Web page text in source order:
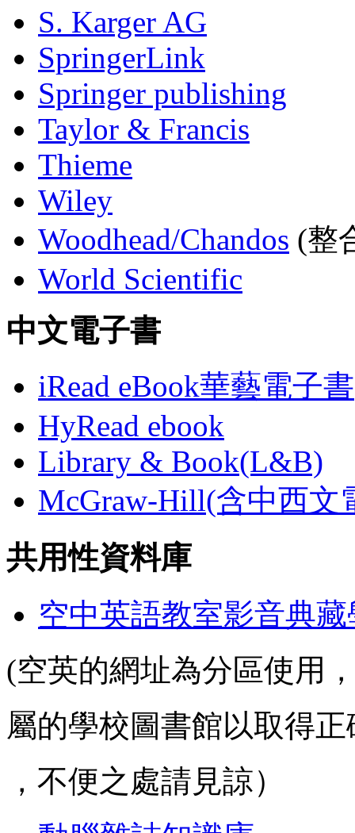
S. Karger AG
SpringerLink
Springer publishing
Taylor & Francis
Thieme
Wiley
Woodhead/Chandos (整
World Scientific
中文電子書
iRead eBook華藝電子書
HyRead ebook
Library & Book(L&B)
McGraw-Hill(含中西文
共用性資料庫
空中英語教室影音典
(空英的網址為分區使用
屬的學校圖書館以取得
，不便之處請見諒）